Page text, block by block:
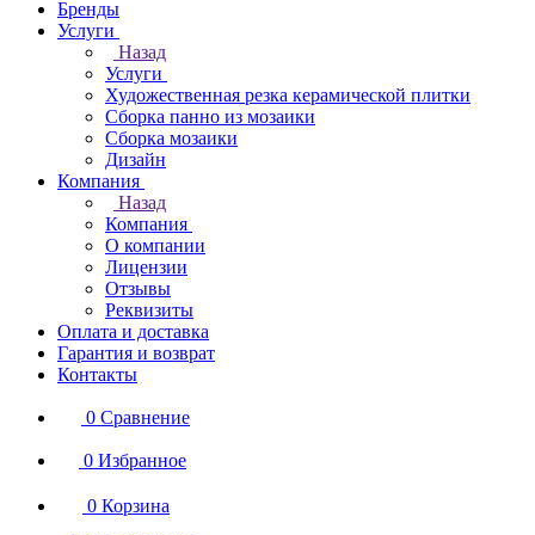
Бренды
Услуги
Назад
Услуги
Художественная резка керамической плитки
Сборка панно из мозаики
Сборка мозаики
Дизайн
Компания
Назад
Компания
О компании
Лицензии
Отзывы
Реквизиты
Оплата и доставка
Гарантия и возврат
Контакты
0 Сравнение
0 Избранное
0 Корзина